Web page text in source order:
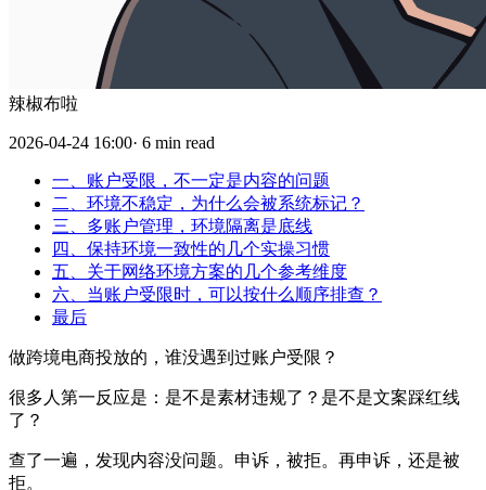
辣椒布啦
2026-04-24 16:00· 6 min read
一、账户受限，不一定是内容的问题
二、环境不稳定，为什么会被系统标记？
三、多账户管理，环境隔离是底线
四、保持环境一致性的几个实操习惯
五、关于网络环境方案的几个参考维度
六、当账户受限时，可以按什么顺序排查？
最后
做跨境电商投放的，谁没遇到过账户受限？
很多人第一反应是：是不是素材违规了？是不是文案踩红线
了？
查了一遍，发现内容没问题。申诉，被拒。再申诉，还是被
拒。